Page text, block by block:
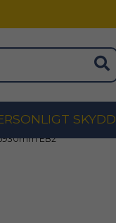
SKYDD
EB2